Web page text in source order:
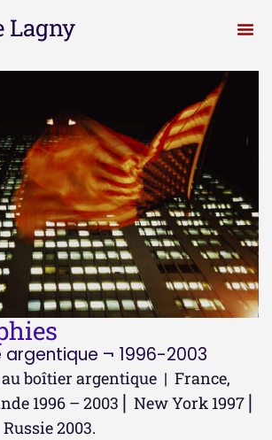
Lagny
¬ 1996-2003
boîtier argentique | France,
1996 – 2003 ⎜ New York 1997 ⎜
2003.